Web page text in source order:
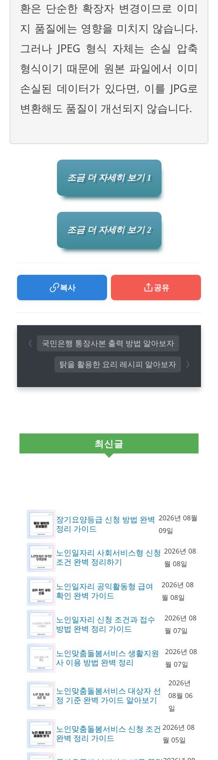
환은 단순한 확장자 변경이므로 이미
지 품질에는 영향을 미치지 않습니다.
그러나 JPEG 형식 자체는 손실 압축
형식이기 때문에 원본 파일에서 이미
손실된 데이터가 있다면, 이를 JPG로
변환해도 품질이 개선되지 않습니다.
조금 더 자세히 보기 1
조금 더 자세히 보기 2
복사 공유
탉을 활용한 요리 레시피 알아보자
국민은행 통장사본 출력 방법 알아보자
최신글
장기요양등급 신청 방법 완벽
정리 가이드
2026년 08월
09일
노인일자리 사회서비스형 신청
조건 완벽 정리하기
2026년 08
월 08일
노인일자리 공익활동형 급여
확인 완벽 가이드
2026년 08
월 08일
노인일자리 신청 조건과 접수
방법 완벽 정리 가이드
2026년 08
월 07일
노인맞춤돌봄서비스 생활지원
사 이용 방법 완벽 정리
2026년 08
월 07일
노인맞춤돌봄서비스 대상자 선
정 기준 완벽 가이드 알아보기
2026년
08월 06
일
노인맞춤돌봄서비스 신청 조건
완벽 정리 가이드
2026년 08
월 05일